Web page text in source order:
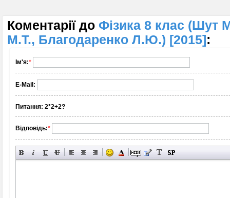
Коментарії до Фізика 8 клас (Шут
М.Т., Благодаренко Л.Ю.) [2015] :
Ім'я:*
E-Mail:
Питання: 2*2+2?
Відповідь:*